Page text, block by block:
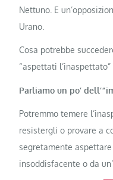
Nettuno. E
Urano.
Cosa potrebbe
“aspettati l’inaspettato”
Parliamo un po’
Potremmo temere
resistergli o provare a
segretamente
insoddisfacente o da